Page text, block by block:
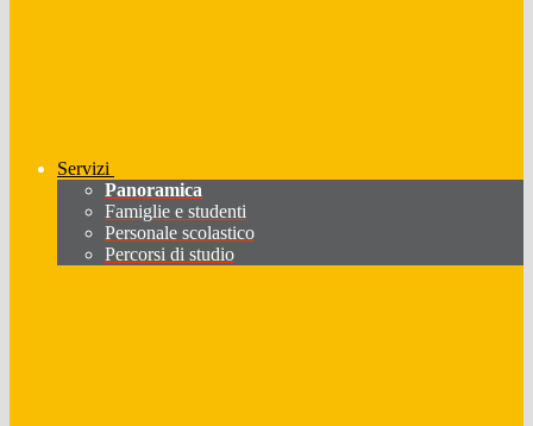
Servizi
Panoramica
Famiglie e studenti
Personale scolastico
Percorsi di studio